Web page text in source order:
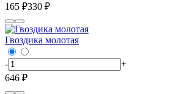
165 ₽330 ₽
Гвоздика молотая
-
+
646 ₽